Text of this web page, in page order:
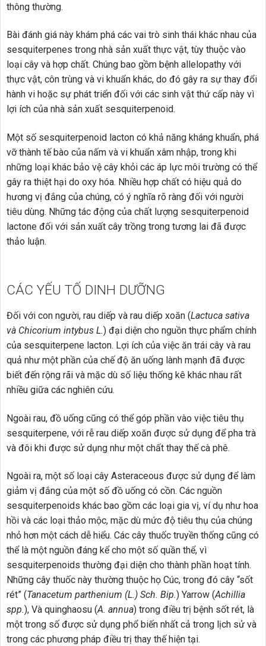
thông thường.
Bài đánh giá này khám phá các vai trò sinh thái khác nhau của
sesquiterpenes trong nhà sản xuất thực vật, tùy thuộc vào
loại cây và hợp chất. Chúng bao gồm bệnh allelopathy với
thực vật, côn trùng và vi khuẩn khác, do đó gây ra sự thay đổi
hành vi hoặc sự phát triển đối với các sinh vật thứ cấp này vì
lợi ích của nhà sản xuất sesquiterpenoid.
Một số sesquiterpenoid lacton có khả năng kháng khuẩn, phá
vỡ thành tế bào của nấm và vi khuẩn xâm nhập, trong khi
những loại khác bảo vệ cây khỏi các áp lực môi trường có thể
gây ra thiệt hại do oxy hóa. Nhiều hợp chất có hiệu quả do
hương vị đắng của chúng, có ý nghĩa rõ ràng đối với người
tiêu dùng. Những tác động của chất lượng sesquiterpenoid
lactone đối với sản xuất cây trồng trong tương lai đã được
thảo luận.
CÁC YẾU TỐ DINH DƯỠNG
Đối với con người, rau diếp và rau diếp xoăn (Lactuca sativa
và Chicorium intybus L.) đại diện cho nguồn thực phẩm chính
của sesquiterpene lacton. Lợi ích của việc ăn trái cây và rau
quả như một phần của chế độ ăn uống lành mạnh đã được
biết đến rộng rãi và mặc dù số liệu thống kê khác nhau rất
nhiều giữa các nghiên cứu.
Ngoài rau, đồ uống cũng có thể góp phần vào việc tiêu thụ
sesquiterpene, với rễ rau diếp xoăn được sử dụng để pha trà
và đôi khi được sử dụng như một chất thay thế cà phê.
Ngoài ra, một số loại cây Asteraceous được sử dụng để làm
giảm vị đắng của một số đồ uống có cồn. Các nguồn
sesquiterpenoids khác bao gồm các loại gia vị, ví dụ như hoa
hồi và các loại thảo mộc, mặc dù mức độ tiêu thụ của chúng
nhỏ hơn một cách dễ hiểu. Các cây thuốc truyền thống cũng có
thể là một nguồn đáng kể cho một số quần thể, vì
sesquiterpenoids thường đại diện cho thành phần hoạt tính.
Những cây thuốc này thường thuộc họ Cúc, trong đó cây “sốt
rét” (Tanacetum parthenium (L.) Sch. Bip.) Yarrow (Achillia
spp.), Và quinghaosu (A. annua) trong điều trị bệnh sốt rét, là
một trong số được sử dụng phổ biến nhất cả trong lịch sử và
trong các phương pháp điều trị thay thế hiện tại.